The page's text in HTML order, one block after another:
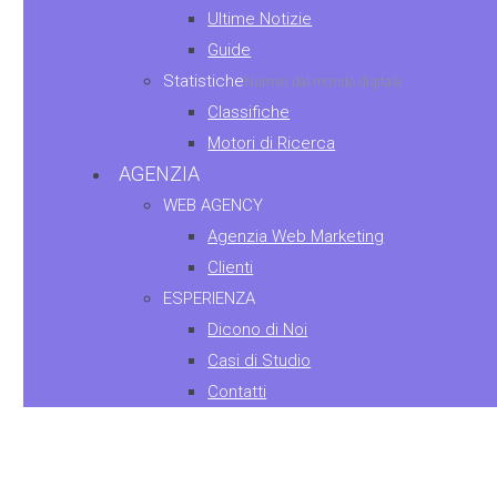
Ultime Notizie
Guide
Statistiche Numeri dal mondo digitale
Classifiche
Motori di Ricerca
AGENZIA
WEB AGENCY
Agenzia Web Marketing
Clienti
ESPERIENZA
Dicono di Noi
Casi di Studio
Contatti